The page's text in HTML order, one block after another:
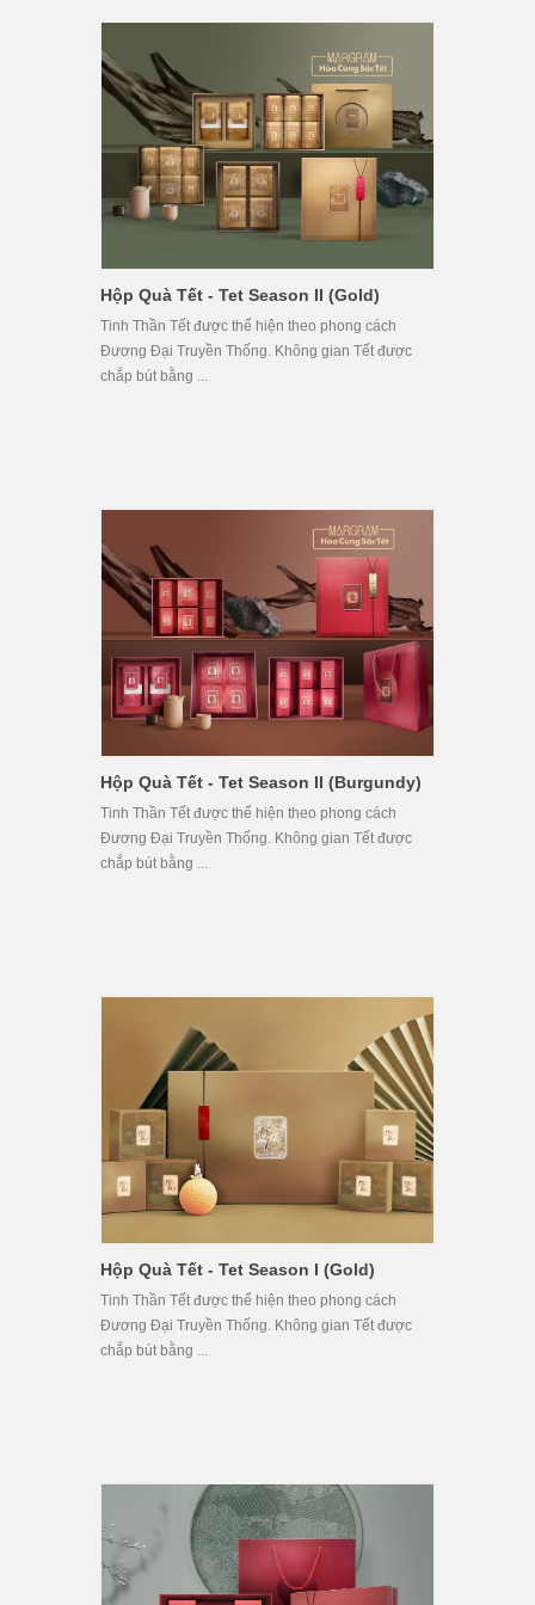
Hộp Quà Tết - Tet Season II (Gold)
Tinh Thần Tết được thể hiện theo phong cách
Đương Đại Truyền Thống. Không gian Tết được
chắp bút bằng ...
Hộp Quà Tết - Tet Season II (Burgundy)
Tinh Thần Tết được thể hiện theo phong cách
Đương Đại Truyền Thống. Không gian Tết được
chắp bút bằng ...
Hộp Quà Tết - Tet Season I (Gold)
Tinh Thần Tết được thể hiện theo phong cách
Đương Đại Truyền Thống. Không gian Tết được
chắp bút bằng ...